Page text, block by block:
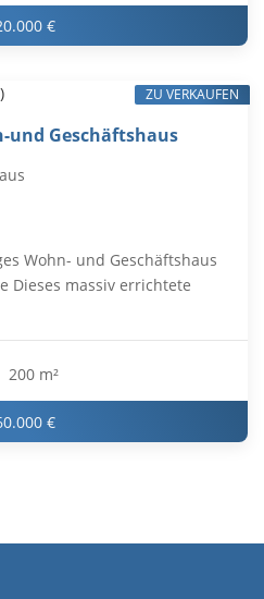
€
und Geschäftshaus
Wohn- und Geschäftshaus
Dieses massiv errichtete
200 m²
€
ZU VERKAUFEN